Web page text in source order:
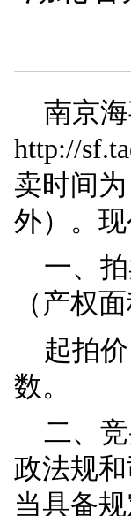
湖北
南
http://
卖时
外）。
一
（产权